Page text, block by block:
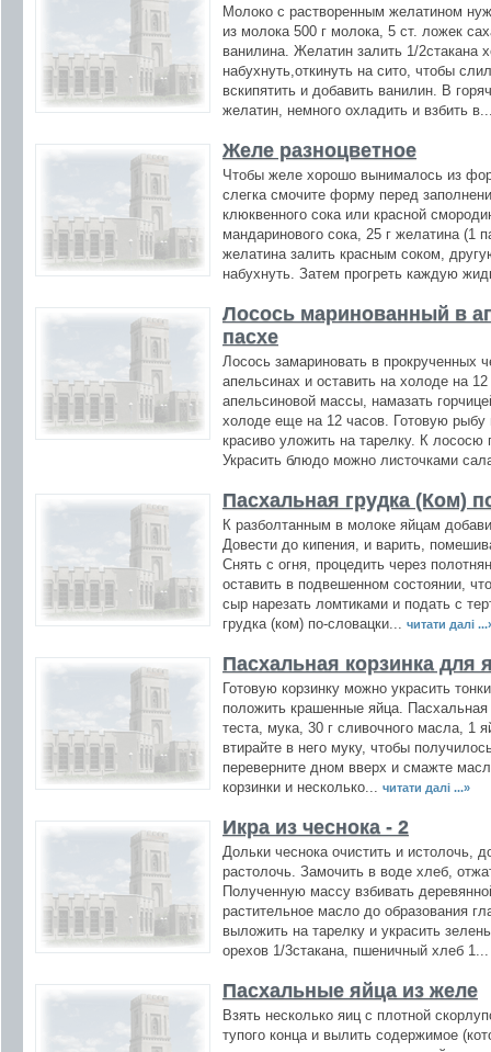
Молоко с растворенным желатином
из молока 500 г молока, 5 ст. ложек
ванилина. Желатин залить 1/2стакана
набухнуть,откинуть на сито, чтобы
вскипятить и добавить ванилин. В
желатин, немного охладить и взбить
Желе разноцветное
Чтобы желе хорошо вынималось из
слегка смочите форму перед
клюквенного сока или красной
мандаринового сока, 25 г желатина (1
желатина залить красным соком,
набухнуть. Затем прогреть каждую
Лосось маринованный в
пасхе
Лосось замариновать в прокрученных
апельсинах и оставить на холоде на
апельсиновой массы, намазать
холоде еще на 12 часов. Готовую рыбу
красиво уложить на тарелку. К лососю
Украсить блюдо можно листочками
Пасхальная грудка (Ком)
К разболтанным в молоке яйцам
Довести до кипения, и варить,
Снять с огня, процедить через
оставить в подвешенном состоянии,
сыр нарезать ломтиками и подать с
грудка (ком) по-словацки...
читати далі
Пасхальная корзинка для
Готовую корзинку можно украсить
положить крашенные яйца.
теста, мука, 30 г сливочного масла, 1
втирайте в него муку, чтобы
переверните дном вверх и смажте
корзинки и несколько...
читати далі ...»
Икра из чеснока - 2
Дольки чеснока очистить и истолочь,
растолочь. Замочить в воде хлеб,
Полученную массу взбивать
растительное масло до образования
выложить на тарелку и украсить
орехов 1/3стакана, пшеничный хлеб
Пасхальные яйца из желе
Взять несколько яиц с плотной
тупого конца и вылить содержимое